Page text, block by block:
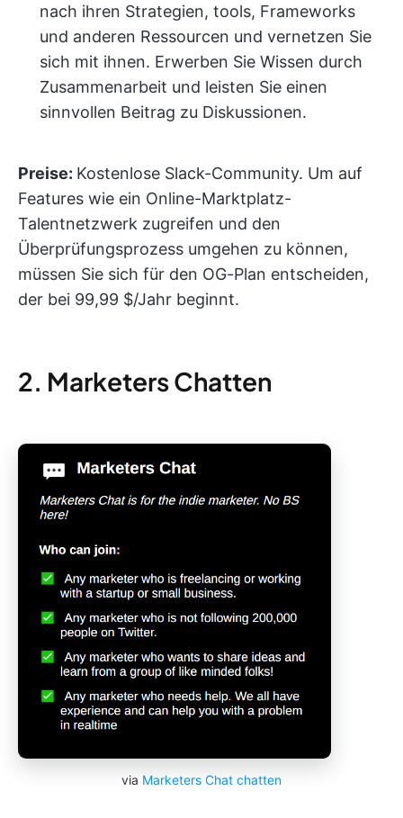
nach ihren Strategien, tools, Frameworks
und anderen Ressourcen und vernetzen Sie
sich mit ihnen. Erwerben Sie Wissen durch
Zusammenarbeit und leisten Sie einen
sinnvollen Beitrag zu Diskussionen.
Preise: Kostenlose Slack-Community. Um auf
Features wie ein Online-Marktplatz-
Talentnetzwerk zugreifen und den
Überprüfungsprozess umgehen zu können,
müssen Sie sich für den OG-Plan entscheiden,
der bei 99,99 $/Jahr beginnt.
2. Marketers Chatten
via Marketers Chat chatten